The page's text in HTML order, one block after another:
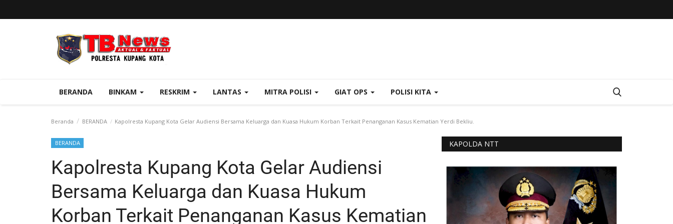
BERANDA BINKAM RESKRIM LANTAS MITRA POLISI GIAT OPS POLISI KITA
Beranda BERANDA Kapolresta Kupang Kota Gelar Audiensi Bersama Keluarga dan Kuasa Hukum Korban Terkait Penanganan Kasus Kematian Yerdi Bekliu.
BERANDA
Kapolresta Kupang Kota Gelar Audiensi
Bersama Keluarga dan Kuasa Hukum
Korban Terkait Penanganan Kasus Kematian
KAPOLDA NTT